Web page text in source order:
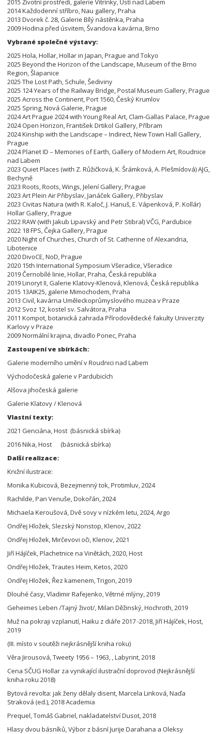
2014 Každodenní stříbro, Nau gallery, Praha
2013 Dvorek č. 28, Galerie Bílý nástěnka, Praha
2009 Hodina před úsvitem, Švandova kavárna, Brno
Vybrané společné výstavy:
2025 Hola, Hollar, Hollar in Japan, Prague and Tokyo
2025 Beyond the Horizon of the Landscape, Museum of the Brno
Region, Šlapanice
2025 The Lost Path, Schule, Šediviny
2025 124 Years of the Railway Bridge, Postal Museum Gallery, Prague
2025 Across the Continent, Port 1560, Český Krumlov
2025 Spring, Nová Galerie, Prague
2024 Art Prague 2024 with Young Real Art, Clam-Gallas Palace, Prague
2024 Open Horizon, František Drtikol Gallery, Příbram
2024 Kinship with the Landscape – Indirect, New Town Hall Gallery,
Prague
2024 Planet ID – Memories of Earth, Gallery of Modern Art, Roudnice
nad Labem
2023 Quiet Places (with Z. Růžičková, K. Šrámková, A. Plešmídová) AJG,
Bechyně
2023 Roots, Roots, Wings, Jelení Gallery, Prague
2023 Art Plein Air Přibyslav, Janáček Gallery, Přibyslav
2023 Civitas Natura (with R. Kaloč, J. Hanuš, E. Vápenková, P. Kollár)
Hollar Gallery, Prague
2022 RAW (with Jakub Lipavský and Petr Stibral) VČG, Pardubice
2022 18 FPS, Čejka Gallery, Prague
2020 Night of Churches, Church of St. Catherine of Alexandria,
Libotenice
2020 DivoCE, NoD, Prague
2020 15th International Symposium Všeradice, Všeradice
2019 Černobílé linie, Hollar, Praha, Česká republika
2019 Linoryt II, Galerie Klatovy-Klenová, Klenová, Česká republika
2015 13AIK25, galerie Mimochodem, Praha
2013 Civil, kavárna Uměleckoprůmyslového muzea v Praze
2012 Svoz 12, kostel sv. Salvátora, Praha
2011 Kompot, botanická zahrada Přírodovědecké fakulty Univerzity
Karlovy v Praze
2009 Normální krajina, divadlo Ponec, Praha
Zastoupení ve sbírkách:
Galerie moderního umění v Roudnici nad Labem
Východočeská galerie v Pardubicích
Alšova jihočeská galerie
Galerie Klatovy / Klenová
Vlastní texty:
2021 Genciána, Host (básnická sbírka)
2016 Nika, Host (básnická sbírka)
Další realizace:
Knižní ilustrace:
Monika Kubicová, Bezejmenný tok, Protimluv, 2024
Rachilde, Pan Venuše, Dokořán, 2024
Michaela Keroušová, Dvě sovy v nízkém letu, 2024, Argo
Ondřej Hložek, Slezský Nonstop, Klenov, 2022
Ondřej Hložek, Mirčevovi oči, Klenov, 2021
Jiří Hájíček, Plachetnice na Vinětách, 2020, Host
Ondřej Hložek, Trautes Heim, Ketos, 2020
Ondřej Hložek, Řez kamenem, Trigon, 2019
Dlouhé časy, Vladimir Rafejenko, Větrné mlýny, 2019
Geheimes Leben /Tajný život/, Milan Děžinský, Hochroth, 2019
Muž na pokraji vzplanutí, Haiku z diáře 2017 -2018, Jiří Hájíček, Host,
2019
(III. místo v soutěži nejkrásnější kniha roku)
Věra Jirousová, Tweety 1956 – 1963, , Labyrint, 2018
Cena SČUG Hollar za vynikající ilustrační doprovod (Nejkrásnější
kniha roku 2018)
Bytová revolta: jak ženy dělaly disent, Marcela Linková, Naďa
Straková (ed.), 2018 Academia
Prequel, Tomáš Gabriel, nakladatelství Dusot, 2018
Hlasy dvou básníků, Výbor z básní Jurije Darahana a Oleksy